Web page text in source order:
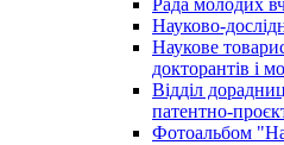
Рада молодих
Науково-
Наукове
докторантів і
Відділ
патентно-
Фотоальбом